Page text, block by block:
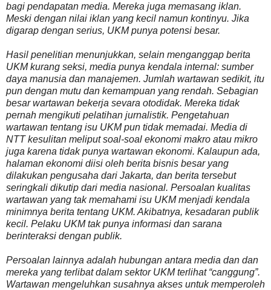
bagi pendapatan media. Mereka juga memasang iklan.
Meski dengan nilai iklan yang kecil namun kontinyu. Jika
digarap dengan serius, UKM punya potensi besar.
Hasil penelitian menunjukkan, selain menganggap berita
UKM kurang seksi, media punya kendala internal: sumber
daya manusia dan manajemen. Jumlah wartawan sedikit, itu
pun dengan mutu dan kemampuan yang rendah. Sebagian
besar wartawan bekerja sevara otodidak. Mereka tidak
pernah mengikuti pelatihan jurnalistik. Pengetahuan
wartawan tentang isu UKM pun tidak memadai. Media di
NTT kesulitan meliput soal-soal ekonomi makro atau mikro
juga karena tidak punya wartawan ekonomi. Kalaupun ada,
halaman ekonomi diisi oleh berita bisnis besar yang
dilakukan pengusaha dari Jakarta, dan berita tersebut
seringkali dikutip dari media nasional. Persoalan kualitas
wartawan yang tak memahami isu UKM menjadi kendala
minimnya berita tentang UKM. Akibatnya, kesadaran publik
kecil. Pelaku UKM tak punya informasi dan sarana
berinteraksi dengan publik.
Persoalan lainnya adalah hubungan antara media dan dan
mereka yang terlibat dalam sektor UKM terlihat “canggung”.
Wartawan mengeluhkan susahnya akses untuk memperoleh